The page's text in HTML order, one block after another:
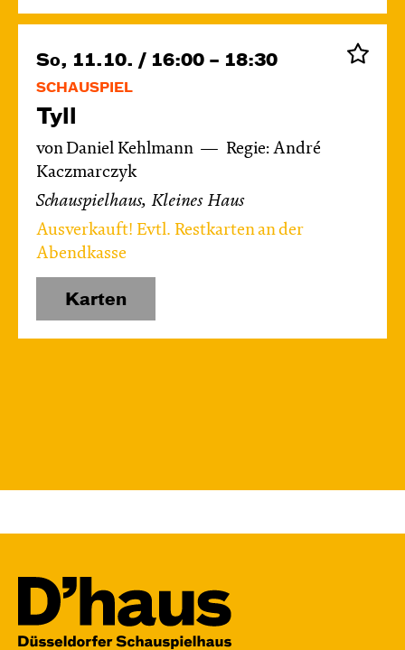
So, 11.10. / 16:00 – 18:30
SCHAUSPIEL
Tyll
von Daniel Kehlmann
Regie: André
Kaczmarczyk
Schauspielhaus, Kleines Haus
Ausverkauft! Evtl. Restkarten an der
Abendkasse
Karten